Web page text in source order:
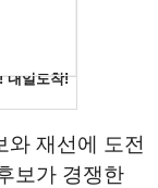
와 재선에 도전
보가 경쟁한